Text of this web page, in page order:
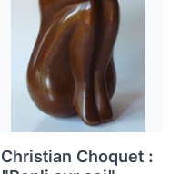
Christian Choquet :